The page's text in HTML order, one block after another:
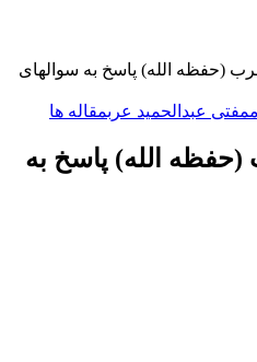
(حفظه الله) پاسخ به سوالهای
مفتی عبدالحمید عربمقاله ها
الله) پاسخ به